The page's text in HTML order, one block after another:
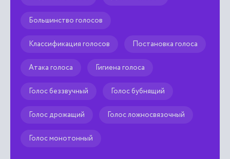
Большинство голосов
Классификация голосов Постановка голоса
Атака голоса Гигиена голоса
Голос беззвучный Голос бубнящий
Голос дрожащий Голос ложносвязочный
Голос монотонный